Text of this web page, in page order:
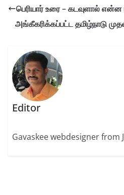
பெரியார் உரை – கடவுளால்
அங்கீகரிக்கப்பட்ட தமிழ்நாடு
Editor
Gavaskee webdesigner from